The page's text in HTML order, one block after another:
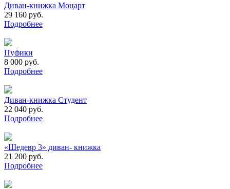
Диван-книжка Моцарт
29 160 руб.
Подробнее
Пуфики
8 000 руб.
Подробнее
Диван-книжка Студент
22 040 руб.
Подробнее
«Шедевр 3» диван- книжка
21 200 руб.
Подробнее